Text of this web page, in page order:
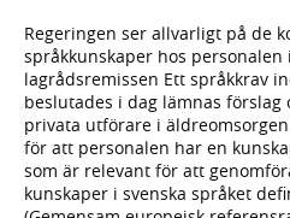
Regeringen ser allvarligt på de
språkkunskaper hos
lagrådsremissen Ett språkkrav
beslutades i dag lämnas
privata utförare i
för att personalen har en
som är relevant för att
kunskaper i svenska språket